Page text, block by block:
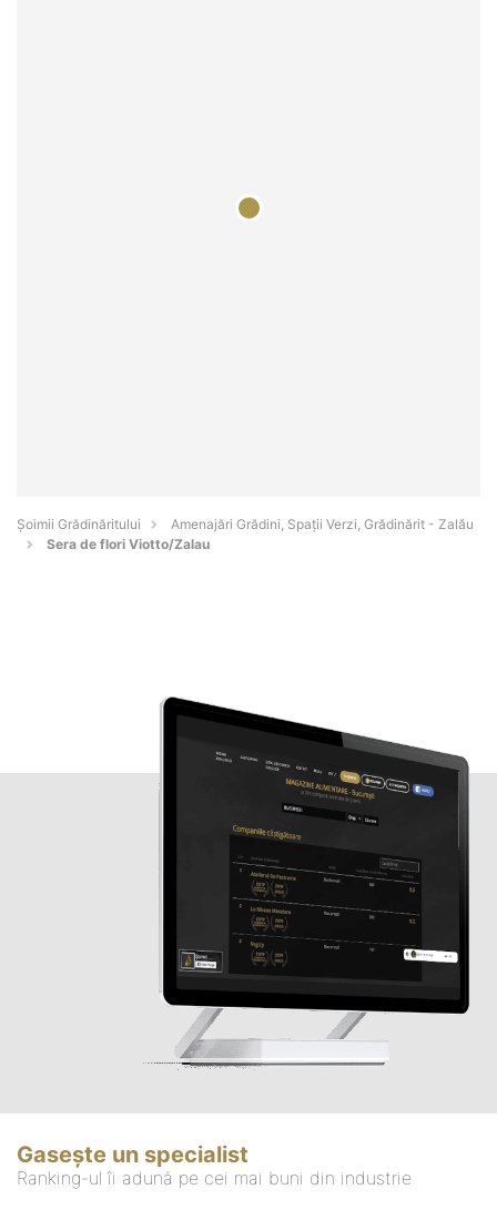
Șoimii Grădinăritului
Amenajări Grădini, Spații Verzi, Grădinărit - Zalău
Sera de flori Viotto/Zalau
Gasește un specialist
Ranking-ul îi adună pe cei mai buni din industrie